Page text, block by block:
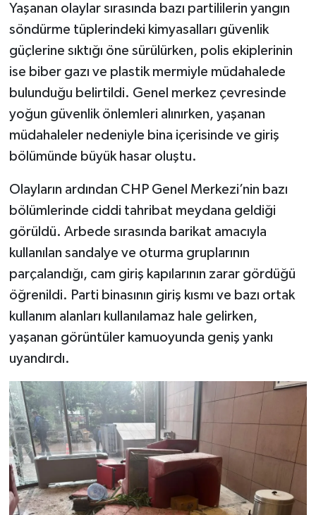
Yaşanan olaylar sırasında bazı partililerin yangın
söndürme tüplerindeki kimyasalları güvenlik
güçlerine sıktığı öne sürülürken, polis ekiplerinin
ise biber gazı ve plastik mermiyle müdahalede
bulunduğu belirtildi. Genel merkez çevresinde
yoğun güvenlik önlemleri alınırken, yaşanan
müdahaleler nedeniyle bina içerisinde ve giriş
bölümünde büyük hasar oluştu.
Olayların ardından CHP Genel Merkezi’nin bazı
bölümlerinde ciddi tahribat meydana geldiği
görüldü. Arbede sırasında barikat amacıyla
kullanılan sandalye ve oturma gruplarının
parçalandığı, cam giriş kapılarının zarar gördüğü
öğrenildi. Parti binasının giriş kısmı ve bazı ortak
kullanım alanları kullanılamaz hale gelirken,
yaşanan görüntüler kamuoyunda geniş yankı
uyandırdı.